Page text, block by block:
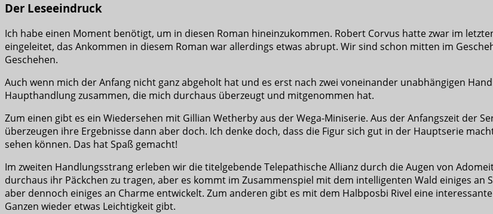
Der Leseeindruck
Ich habe einen Moment benötigt, um in diesen Roman hineinzukommen. Robert Corvus hatte zwar im
eingeleitet, das Ankommen in diesem Roman war allerdings etwas abrupt. Wir sind schon mitten im
Geschehen.
Auch wenn mich der Anfang nicht ganz abgeholt hat und es erst nach zwei voneinander unabhängigen
Haupthandlung zusammen, die mich durchaus überzeugt und mitgenommen hat.
Zum einen gibt es ein Wiedersehen mit Gillian Wetherby aus der Wega-Miniserie. Aus der Anfangszeit der
überzeugen ihre Ergebnisse dann aber doch. Ich denke doch, dass die Figur sich gut in der Hauptserie
sehen können. Das hat Spaß gemacht!
Im zweiten Handlungsstrang erleben wir die titelgebende Telepathische Allianz durch die Augen von
durchaus ihr Päckchen zu tragen, aber es kommt im Zusammenspiel mit dem intelligenten Wald einiges an
aber dennoch einiges an Charme entwickelt. Zum anderen gibt es mit dem Halbposbi Rivel eine
Ganzen wieder etwas Leichtigkeit gibt.